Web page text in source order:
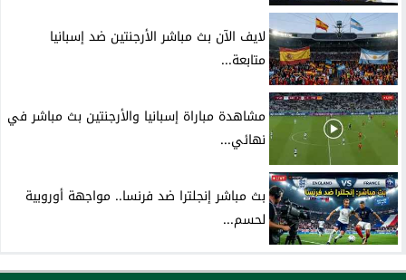
لايف الآن بث مباشر الأرجنتين ضد إسبانيا
متابعة...
مشاهدة مباراة إسبانيا والأرجنتين بث مباشر في
نهائي...
بث مباشر إنجلترا ضد فرنسا.. مواجهة أوروبية
لحسم...